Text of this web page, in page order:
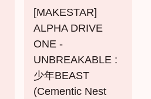
[MAKESTAR]
ALPHA DRIVE
ONE -
UNBREAKABLE :
少年BEAST
(Cementic Nest